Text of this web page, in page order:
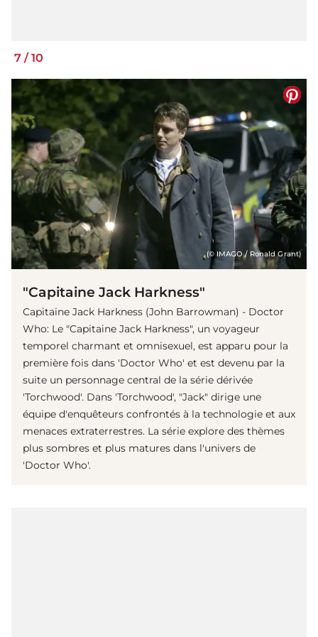
7 / 10
(© IMAGO / Ronald Grant)
"Capitaine Jack Harkness"
Capitaine Jack Harkness (John Barrowman) - Doctor
Who: Le "Capitaine Jack Harkness", un voyageur
temporel charmant et omnisexuel, est apparu pour la
première fois dans 'Doctor Who' et est devenu par la
suite un personnage central de la série dérivée
'Torchwood'. Dans 'Torchwood', "Jack" dirige une
équipe d'enquêteurs confrontés à la technologie et aux
menaces extraterrestres. La série explore des thèmes
plus sombres et plus matures dans l'univers de
'Doctor Who'.